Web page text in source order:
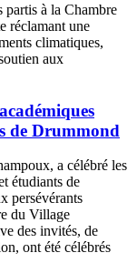
partis à la Chambre
réclamant une
climatiques,
aux
de Drummond
a célébré les
étudiants de
persévérants
du Village
des invités, de
ont été célébrés